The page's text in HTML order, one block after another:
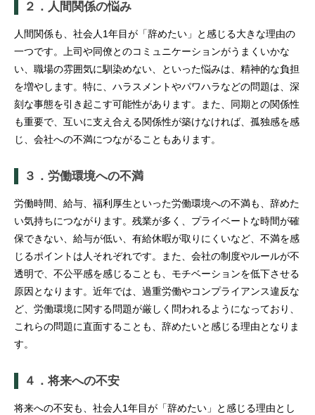
２．人間関係の悩み
人間関係も、社会人1年目が「辞めたい」と感じる大きな理由の
一つです。上司や同僚とのコミュニケーションがうまくいかな
い、職場の雰囲気に馴染めない、といった悩みは、精神的な負担
を増やします。特に、ハラスメントやパワハラなどの問題は、深
刻な事態を引き起こす可能性があります。また、同期との関係性
も重要で、互いに支え合える関係性が築けなければ、孤独感を感
じ、会社への不満につながることもあります。
３．労働環境への不満
労働時間、給与、福利厚生といった労働環境への不満も、辞めた
い気持ちにつながります。残業が多く、プライベートな時間が確
保できない、給与が低い、有給休暇が取りにくいなど、不満を感
じるポイントは人それぞれです。また、会社の制度やルールが不
透明で、不公平感を感じることも、モチベーションを低下させる
原因となります。近年では、過重労働やコンプライアンス違反な
ど、労働環境に関する問題が厳しく問われるようになっており、
これらの問題に直面することも、辞めたいと感じる理由となりま
す。
４．将来への不安
将来への不安も、社会人1年目が「辞めたい」と感じる理由とし